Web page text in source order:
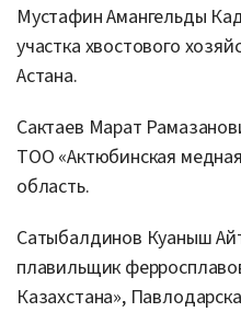
Мустафин Амангельды
участка хвостового
Астана.
Сактаев Марат
ТОО «Актюбинская
область.
Сатыбалдинов Куаныш
плавильщик
Казахстана»,